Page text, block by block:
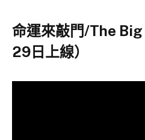
命運來敲門/The
29日上線）